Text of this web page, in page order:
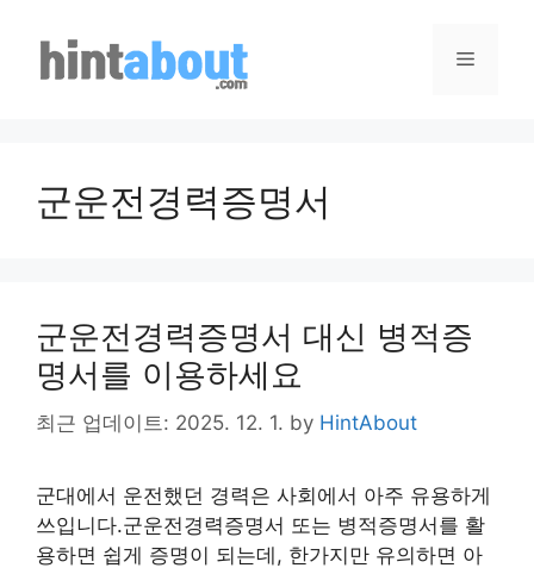
content
Menu
군운전경력증명서
군운전경력증명서 대신 병적증
명서를 이용하세요
최근 업데이트: 2025. 12. 1. by HintAbout
군대에서 운전했던 경력은 사회에서 아주 유용하게
쓰입니다.군운전경력증명서 또는 병적증명서를 활
용하면 쉽게 증명이 되는데, 한가지만 유의하면 아